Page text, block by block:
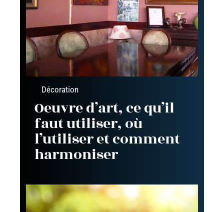
Décoration
Oeuvre d’art, ce qu’il
faut utiliser, où
l’utiliser et comment
harmoniser